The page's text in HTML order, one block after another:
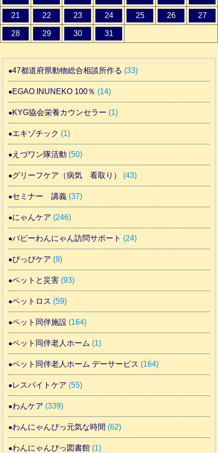
21 22 23 24 25 26 27
28 29 30 31
47都道府県動物総合相談所作る (33)
EGAO INUNEKO 100％ (14)
KYG協会栄養カウンセラー (1)
エキゾチック (1)
えづワン隊活動 (50)
グリーフケア（病気 看取り） (43)
セミナー 講義 (37)
にゃんケア (246)
パピーわんにゃん訪問サポート (24)
ぴっぴケア (9)
ペットと災害 (93)
ペットロス (59)
ペット同伴施設 (164)
ペット同伴老人ホーム (1)
ペット同伴老人ホーム デーサービス (164)
レスパイトケア (55)
わんケア (339)
わんにゃんぴっ元気な時間 (62)
わんにゃんぴっ図書館 (1)